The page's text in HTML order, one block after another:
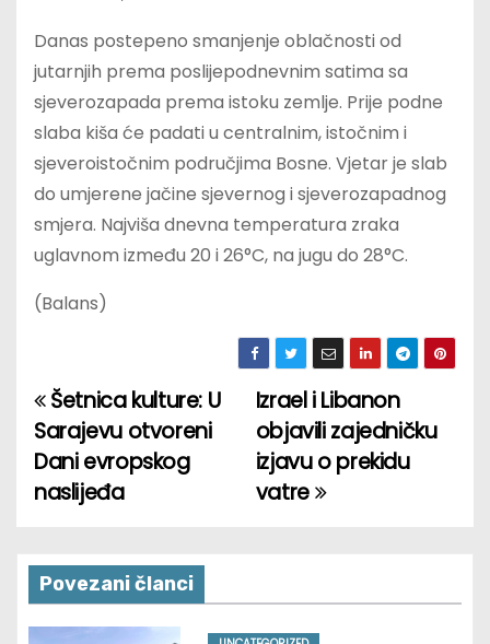
Danas postepeno smanjenje oblačnosti od
jutarnjih prema poslijepodnevnim satima sa
sjeverozapada prema istoku zemlje. Prije podne
slaba kiša će padati u centralnim, istočnim i
sjeveroistočnim područjima Bosne. Vjetar je slab
do umjerene jačine sjevernog i sjeverozapadnog
smjera. Najviša dnevna temperatura zraka
uglavnom između 20 i 26°C, na jugu do 28°C.
(Balans)
P
o
s
n
Izrael i Libanon
objavili zajedničku
izjavu o prekidu
vatre
Šetnica kulture: U
Sarajevu otvoreni
Dani evropskog
naslijeđa
Povezani članci